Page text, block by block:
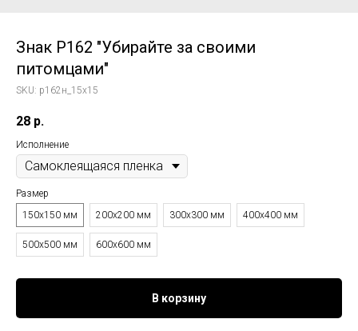
Знак P162 "Убирайте за своими
питомцами"
SKU: p162н_15x15
28 р.
Исполнение
Размер
150x150 мм
200x200 мм 300x300 мм 400x400 мм
500x500 мм 600x600 мм
В корзину